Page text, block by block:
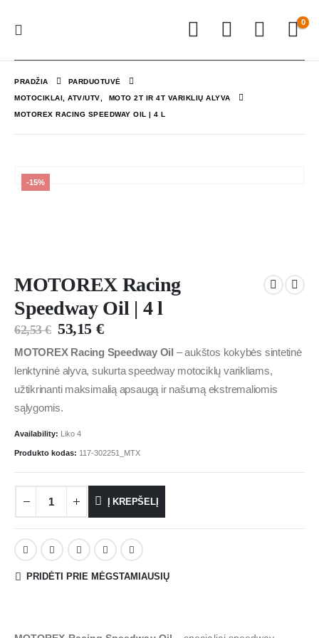
0
PRADŽIA PARDUOTUVĖ
MOTOCIKLAI, ATV/UTV MOTO 2T IR 4T VARIKLIŲ ALYVA
MOTOREX RACING SPEEDWAY OIL | 4 L
-15%
MOTOREX Racing
Speedway Oil | 4 l
62,53€ 53,15 €
MOTOREX Racing Speedway Oil – aukštos kokybės sintetinė
lenktyninė alyva, sukurta speedway motociklų varikliams,
užtikrinanti maksimalią apsaugą ir našumą ekstremaliomis
sąlygomis.
Availability: Liko 4
Produkto kodas: 117-302251_MTX
Į KREPŠELĮ
PRIDĖTI PRIE MĖGSTAMIAUSIŲ